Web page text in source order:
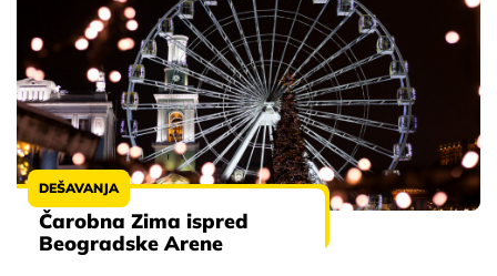
DEŠAVANJA
Čarobna Zima ispred
Beogradske Arene